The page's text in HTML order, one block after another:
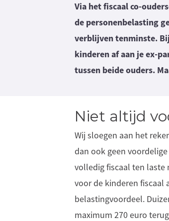
Via het fiscaal co-
de personenbelasting
verblijven tenminste.
kinderen af aan je ex-
tussen beide ouders.
Niet altijd
Wij sloegen aan het
dan ook geen
volledig fiscaal ten laste
voor de kinderen fiscaal
belastingvoordeel.
maximum 270 euro